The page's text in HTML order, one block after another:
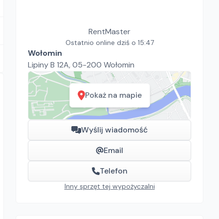
RentMaster
Ostatnio online dziś o 15:47
Wołomin
Lipiny B 12A, 05-200 Wołomin
Pokaż na mapie
Wyślij wiadomość
Email
Telefon
Inny sprzęt tej wypożyczalni